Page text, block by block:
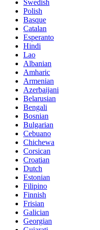
Swedish
Polish
Basque
Catalan
Esperanto
Hindi
Lao
Albanian
Amharic
Armenian
Azerbaijani
Belarusian
Bengali
Bosnian
Bulgarian
Cebuano
Chichewa
Corsican
Croatian
Dutch
Estonian
Filipino
Finnish
Frisian
Galician
Georgian